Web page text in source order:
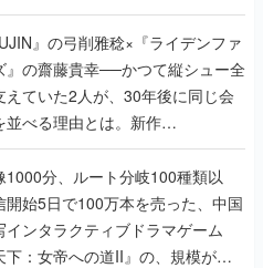
まれた理由を両ディレクターに聞
』の弓削雅稔×『ライデンファ
』の齋藤貴幸──かつて縦シュー全
えていた2人が、30年後に同じ会
並べる理由とは。新作
EXTREME』で初タッグを組
ェンド2人に訊く開発秘話
1000分、ルート分岐100種類以
開始5日で100万本を売った、中国
インタラクティブドラマゲーム
下：女帝への道II』の、規模が違